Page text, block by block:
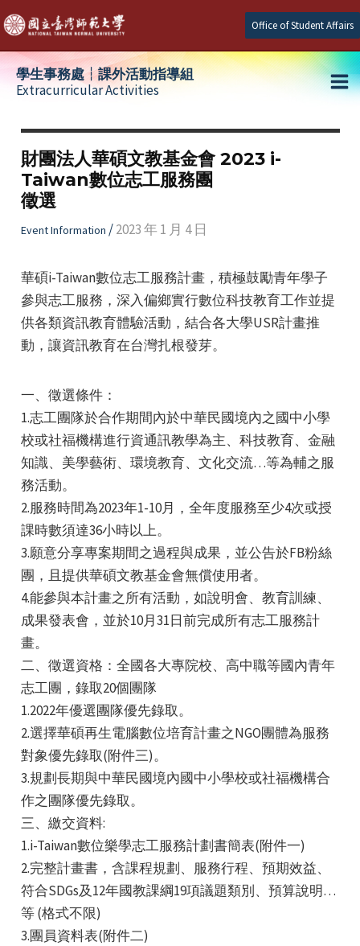
Skip
to
content
Office of Student Affairs
學生事務處┆課外活動指導組
Extracurricular Activities
財團法人華碩文教基金會 2023 i-
Taiwan數位志工服務團
徵選
Event Information /2023 年 1 月 4 日
華碩i-Taiwan數位志工服務計畫，積極鼓勵青年學子
參與志工服務，深入偏鄉實行數位科技教育工作並提
供各類資訊教育體驗活動，結合各大學USR計畫推
動，讓資訊教育在台灣扎根發芽。
一、徵選條件：
1.志工團隊於合作期間內於中華民國境內之國中小學
校或社福機構進行資通訊教學為主、科技教育、金融
知識、美學藝術、環境教育、文化交流…等為輔之服
務活動。
2.服務時間為2023年1-10月，全年度服務至少4次或授
課時數須達36小時以上。
3.願意分享專案期間之過程與成果，並公告於FB粉絲
團，且提供華碩文教基金會無償使用者。
4.能參與本計畫之所有活動，如說明會、教育訓練、
成果發表會，並於10月31日前完成所有志工服務計
畫。
二、徵選資格：全國各大專院校、高中職等國內青年
志工團，錄取20個團隊
1.2022年優選團隊優先錄取。
2.選擇華碩再生電腦數位培育計畫之NGO團體為服務
對象優先錄取(附件三)。
3.規劃長期與中華民國境內國中小學校或社福機構合
作之團隊優先錄取。
三、繳交資料:
1.i-Taiwan數位樂學志工服務計劃書簡表(附件一)
2.完整計畫書，含課程規劃、服務行程、預期效益、
符合SDGs及12年國教課綱19項議題類別、預算說明…
等 (格式不限)
3.團員資料表(附件二)